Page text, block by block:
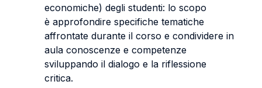
economiche) degli studenti: lo scopo
è approfondire specifiche tematiche
affrontate durante il corso e condividere in
aula conoscenze e competenze
sviluppando il dialogo e la riflessione
critica.